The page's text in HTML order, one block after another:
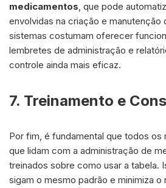
medicamentos, que pode
envolvidas na criação e manutenção
sistemas costumam oferecer
lembretes de administração e
controle ainda mais eficaz.
7. Treinamento e
Por fim, é fundamental que todos os
que lidam com a administração de
treinados sobre como usar a tabela.
sigam o mesmo padrão e minimiza